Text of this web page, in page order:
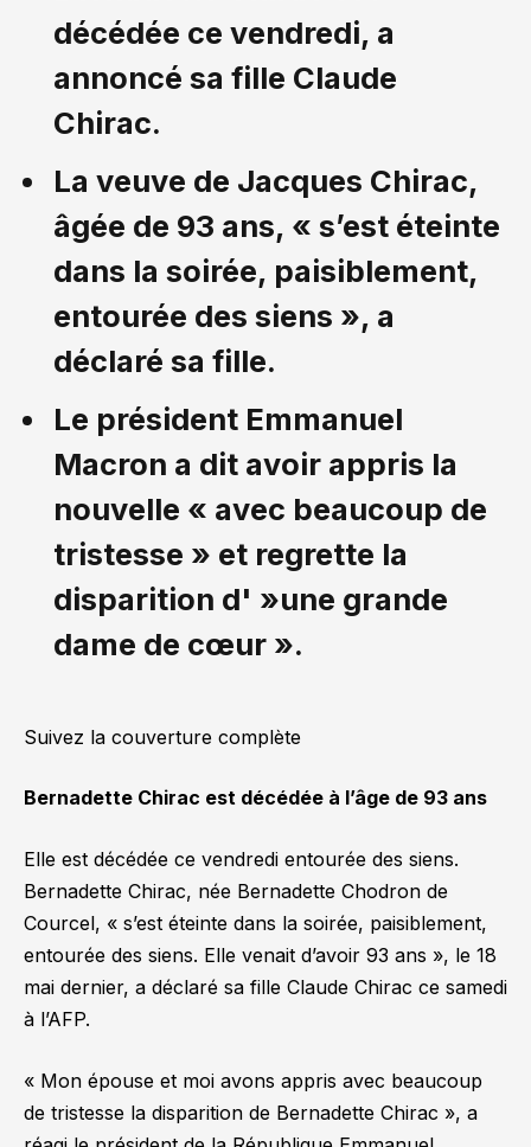
décédée ce vendredi, a
annoncé sa fille Claude
Chirac.
La veuve de Jacques Chirac,
âgée de 93 ans, « s’est éteinte
dans la soirée, paisiblement,
entourée des siens », a
déclaré sa fille.
Le président Emmanuel
Macron a dit avoir appris la
nouvelle « avec beaucoup de
tristesse » et regrette la
disparition d' »une grande
dame de cœur ».
Suivez la couverture complète
Bernadette Chirac est décédée à l’âge de 93 ans
Elle est décédée ce vendredi entourée des siens.
Bernadette Chirac, née Bernadette Chodron de
Courcel, « s’est éteinte dans la soirée, paisiblement,
entourée des siens. Elle venait d’avoir 93 ans », le 18
mai dernier, a déclaré sa fille Claude Chirac ce samedi
à l’AFP.
« Mon épouse et moi avons appris avec beaucoup
de tristesse la disparition de Bernadette Chirac », a